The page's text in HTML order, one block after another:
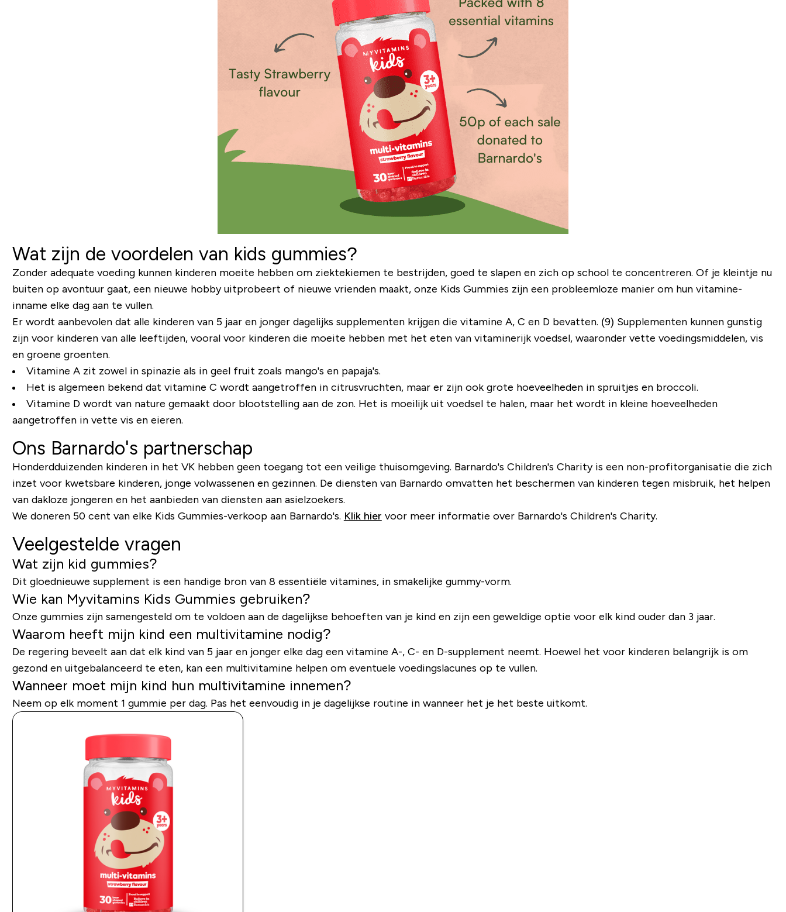
Wat zijn de voordelen van kids gummies?
Zonder adequate voeding kunnen kinderen moeite hebben om ziektekiemen te bestrijden, goed te slapen en zich op school te concentreren. Of je kleintje nu
buiten op avontuur gaat, een nieuwe hobby uitprobeert of nieuwe vrienden maakt, onze Kids Gummies zijn een probleemloze manier om hun vitamine-
inname elke dag aan te vullen.
Er wordt aanbevolen dat alle kinderen van 5 jaar en jonger dagelijks supplementen krijgen die vitamine A, C en D bevatten. (9) Supplementen kunnen gunstig
zijn voor kinderen van alle leeftijden, vooral voor kinderen die moeite hebben met het eten van vitaminerijk voedsel, waaronder vette voedingsmiddelen, vis
en groene groenten.
Vitamine A zit zowel in spinazie als in geel fruit zoals mango's en papaja's.
Het is algemeen bekend dat vitamine C wordt aangetroffen in citrusvruchten, maar er zijn ook grote hoeveelheden in spruitjes en broccoli.
Vitamine D wordt van nature gemaakt door blootstelling aan de zon. Het is moeilijk uit voedsel te halen, maar het wordt in kleine hoeveelheden
aangetroffen in vette vis en eieren.
Ons Barnardo's partnerschap
Honderdduizenden kinderen in het VK hebben geen toegang tot een veilige thuisomgeving. Barnardo's Children's Charity is een non-profitorganisatie die zich
inzet voor kwetsbare kinderen, jonge volwassenen en gezinnen. De diensten van Barnardo omvatten het beschermen van kinderen tegen misbruik, het helpen
van dakloze jongeren en het aanbieden van diensten aan asielzoekers.
We doneren 50 cent van elke Kids Gummies-verkoop aan Barnardo's. Klik hier voor meer informatie over Barnardo's Children's Charity.
Veelgestelde vragen
Wat zijn kid gummies?
Dit gloednieuwe supplement is een handige bron van 8 essentiële vitamines, in smakelijke gummy-vorm.
Wie kan Myvitamins Kids Gummies gebruiken?
Onze gummies zijn samengesteld om te voldoen aan de dagelijkse behoeften van je kind en zijn een geweldige optie voor elk kind ouder dan 3 jaar.
Waarom heeft mijn kind een multivitamine nodig?
De regering beveelt aan dat elk kind van 5 jaar en jonger elke dag een vitamine A-, C- en D-supplement neemt. Hoewel het voor kinderen belangrijk is om
gezond en uitgebalanceerd te eten, kan een multivitamine helpen om eventuele voedingslacunes op te vullen.
Wanneer moet mijn kind hun multivitamine innemen?
Neem op elk moment 1 gummie per dag. Pas het eenvoudig in je dagelijkse routine in wanneer het je het beste uitkomt.